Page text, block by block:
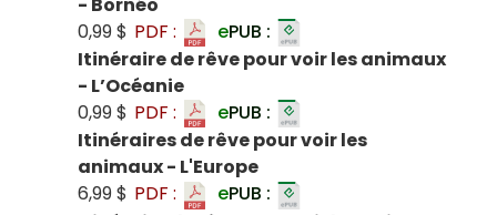
- Bornéo
0,99 $ PDF : ePUB :
Itinéraire de rêve pour voir les animaux
- L’Océanie
0,99 $ PDF : ePUB :
Itinéraires de rêve pour voir les
animaux - L'Europe
6,99 $ PDF : ePUB :